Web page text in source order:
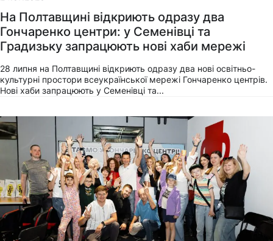
На Полтавщині відкриють одразу два
Гончаренко центри: у Семенівці та
Градизьку запрацюють нові хаби мережі
28 липня на Полтавщині відкриють одразу два нові освітньо-
культурні простори всеукраїнської мережі Гончаренко центрів.
Нові хаби запрацюють у Семенівці та...